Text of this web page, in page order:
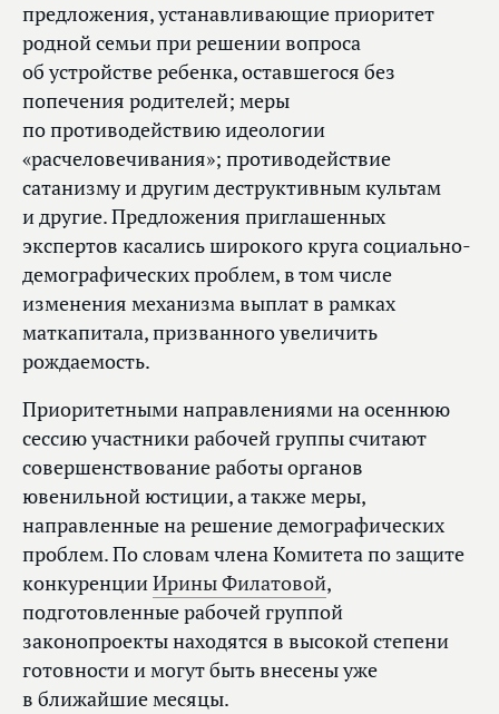
предложения, устанавливающие приоритет
родной семьи при решении вопроса
об устройстве ребенка, оставшегося без
попечения родителей; меры
по противодействию идеологии
«расчеловечивания»; противодействие
сатанизму и другим деструктивным культам
и другие. Предложения приглашенных
экспертов касались широкого круга социально-
демографических проблем, в том числе
изменения механизма выплат в рамках
маткапитала, призванного увеличить
рождаемость.
Приоритетными направлениями на осеннюю
сессию участники рабочей группы считают
совершенствование работы органов
ювенильной юстиции, а также меры,
направленные на решение демографических
проблем. По словам члена Комитета по защите
конкуренцииИрины Филатовой,
подготовленные рабочей группой
законопроекты находятся в высокой степени
готовности и могут быть внесены уже
в ближайшие месяцы.